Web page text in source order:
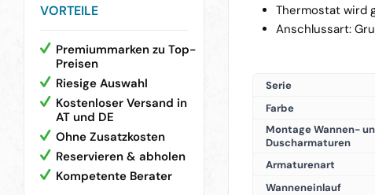
VORTEILE
Premiummarken zu Top-
Preisen
Riesige Auswahl
Kostenloser Versand in
AT und DE
Ohne Zusatzkosten
Reservieren & abholen
Kompetente Berater
Thermostat wird
Anschlussart:
Serie
Farbe
Montage Wannen-
Duscharmaturen
Armaturenart
Wanneneinlauf